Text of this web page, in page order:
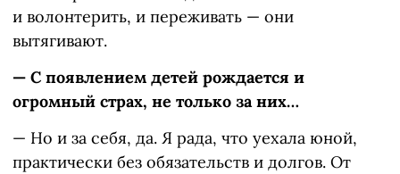
и волонтерить, и переживать — они
вытягивают.
— С появлением детей рождается и
огромный страх, не только за них…
— Но и за себя, да. Я рада, что уехала юной,
практически без обязательств и долгов. От